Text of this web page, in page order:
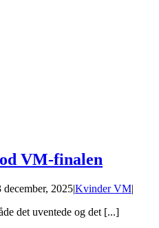
VM-finalen
december, 2025|Kvinder VM|
det uventede og det [...]